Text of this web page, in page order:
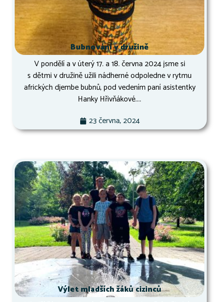
Bubnování v družině
V pondělí a v úterý 17. a 18. června 2024 jsme si
s dětmi v družině užili nádherné odpoledne v rytmu
afrických djembe bubnů, pod vedením paní asistentky
Hanky Hřivňákové....
23 června, 2024
Výlet mladších žáků cizinců